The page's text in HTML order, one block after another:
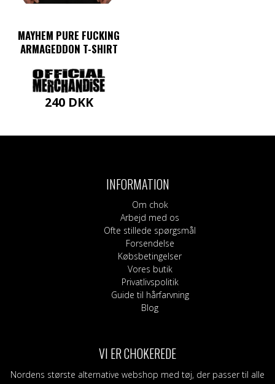
MAYHEM PURE FUCKING
ARMAGEDDON T-SHIRT
240 DKK
Mulighederne
varesiden
INFORMATION
Om chok
Arbejd med os
Ofte stillede spørgsmål
Forsendelse
Købsbetingelser
Vores butik
Privatlivspolitik
Guide til hårfarvning
Blog
VI ER CHOKEREDE
Nordens største alternative webshop med tøj, der passer til alle